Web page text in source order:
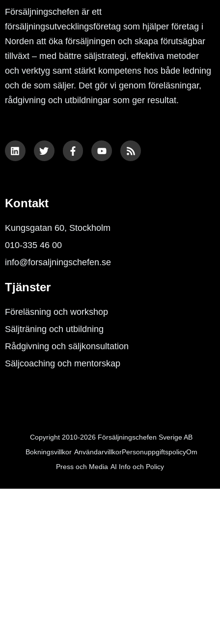
Försäljningschefen är ett
försäljningsutvecklingsföretag som hjälper företag i
Norden att öka försäljningen och skapa förutsägbar
tillväxt – med bättre säljstrategi, effektiva metoder
och verktyg samt stärkt kompetens hos både ledning
och de som säljer. Det gör vi genom föreläsningar,
rådgivning och utbildningar som ger resultat.
n
k
n
w
i
t
a
c
e
o
u
t
s
s
Kontakt
Kungsgatan 60, Stockholm
010-335 46 00
info@forsaljningschefen.se
Tjänster
Föreläsning och workshop
Säljträning och utbildning
Rådgivning och säljkonsultation
Säljcoaching och mentorskap
Copyright 2010-2026 Försäljningschefen Sverige AB
Bokningsvillkor AnvändarvillkorPersonuppgiftspolicyOm
Press och Media AI Info och Policy